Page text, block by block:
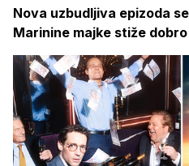
Nova uzbudljiva epizoda
Marinine majke stiže